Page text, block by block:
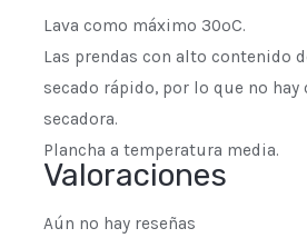
Lava como máximo 30ºC.
Las prendas con alto contenido
secado rápido, por lo que no
secadora.
Plancha a temperatura media.
Valoraciones
Aún no hay reseñas